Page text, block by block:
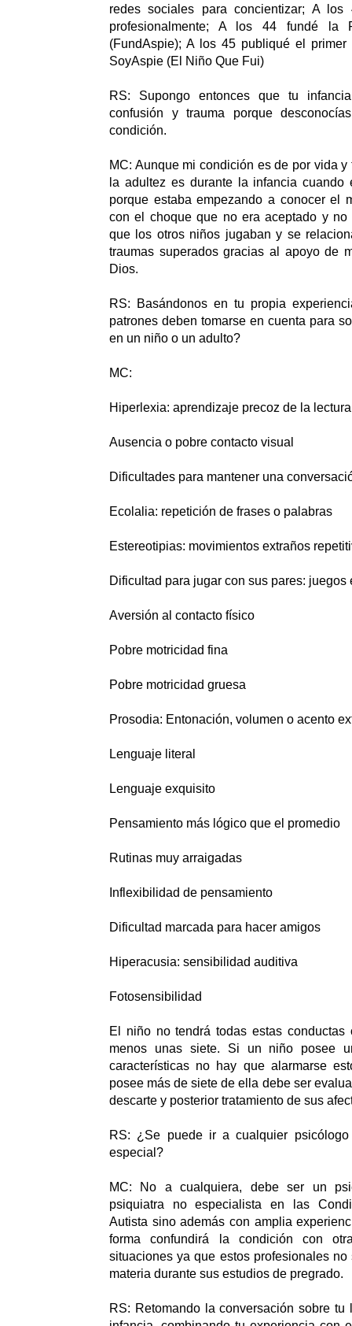
redes sociales para concientizar; A los
profesionalmente; A los 44 fundé la
(FundAspie); A los 45 publiqué el
SoyAspie (El Niño Que Fui)
RS: Supongo entonces que tu
confusión y trauma porque
condición.
MC: Aunque mi condición es de por vida
la adultez es durante la infancia cuando
porque estaba empezando a conocer el
con el choque que no era aceptado y
que los otros niños jugaban y se
traumas superados gracias al apoyo de
Dios.
RS: Basándonos en tu propia
patrones deben tomarse en cuenta para
en un niño o un adulto?
MC:
Hiperlexia: aprendizaje precoz de la lectura
Ausencia o pobre contacto visual
Dificultades para mantener una
Ecolalia: repetición de frases o palabras
Estereotipias: movimientos extraños
Dificultad para jugar con sus pares: juegos
Aversión al contacto físico
Pobre motricidad fina
Pobre motricidad gruesa
Prosodia: Entonación, volumen o acento
Lenguaje literal
Lenguaje exquisito
Pensamiento más lógico que el promedio
Rutinas muy arraigadas
Inflexibilidad de pensamiento
Dificultad marcada para hacer amigos
Hiperacusia: sensibilidad auditiva
Fotosensibilidad
El niño no tendrá todas estas
menos unas siete. Si un niño posee
características no hay que alarmarse
posee más de siete de ella debe ser
descarte y posterior tratamiento de sus
RS: ¿Se puede ir a cualquier
especial?
MC: No a cualquiera, debe ser un
psiquiatra no especialista en las
Autista sino además con amplia
forma confundirá la condición con
situaciones ya que estos profesionales
materia durante sus estudios de pregrado.
RS: Retomando la conversación sobre